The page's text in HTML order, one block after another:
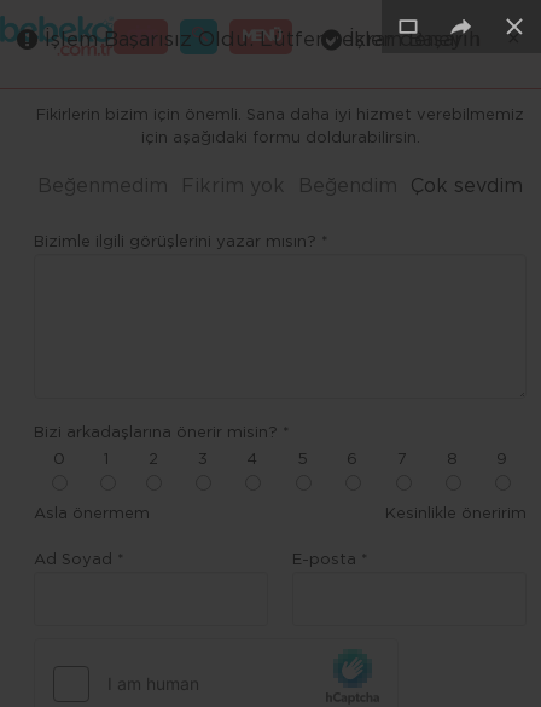
MENÜ
GİRİŞ
Fikirlerin bizim için önemli. Sana daha iyi hizmet verebilmemiz
için aşağıdaki formu doldurabilirsin.
Beğenmedim Fikrim yok Beğendim Çok sevdim
Bizimle ilgili görüşlerini yazar mısın? *
Bizi arkadaşlarına önerir misin? *
0
2 3 4 5 6 7 8 9
Asla önermem Kesinlikle öneririm
Ad Soyad * E-posta *
×
×
×
×
İşlem Başarılı ×
İşlem Başarısız Oldu. Lütfen tekrar deneyin ×